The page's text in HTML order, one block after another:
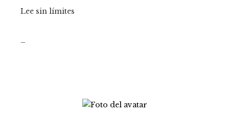
Lee sin límites